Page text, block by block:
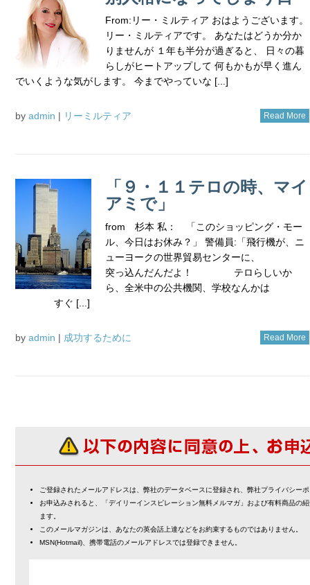
From:リー・ミルティア おはようございます。
リー・ミルティアです。 あなたはどうか分か
りませんが １年も半分が過ぎると、 日々の暮
らしがヒートアップして 何もかもが早く進ん
でいくような気がします。 今までやっていな [...]
by admin | リーミルティア Read More
「９・１１テロの時、マイ
アミで」
from 杉本 私： 「このショッピング・モー
ル、今日はお休み？」 警備員:「飛行機が、ニ
ューヨークの世界貿易センターに、
突っ込んだんだよ！ テロらしいか
ら、全米中の公共機関、学校なんかは
すぐ [...]
by admin | 成功するために Read More
ご登録されたメールアドレスは、弊社のデータベースに登録され、弊社プライバシー
お申込みされると、「デイリーインスピレーション無料メルマガ」および有料商品の
ます。
このメールマガジンは、あなたの英会話上達などをお約束するものではありません。
MSN(Hotmail)、携帯電話のメールアドレスでは登録できません。